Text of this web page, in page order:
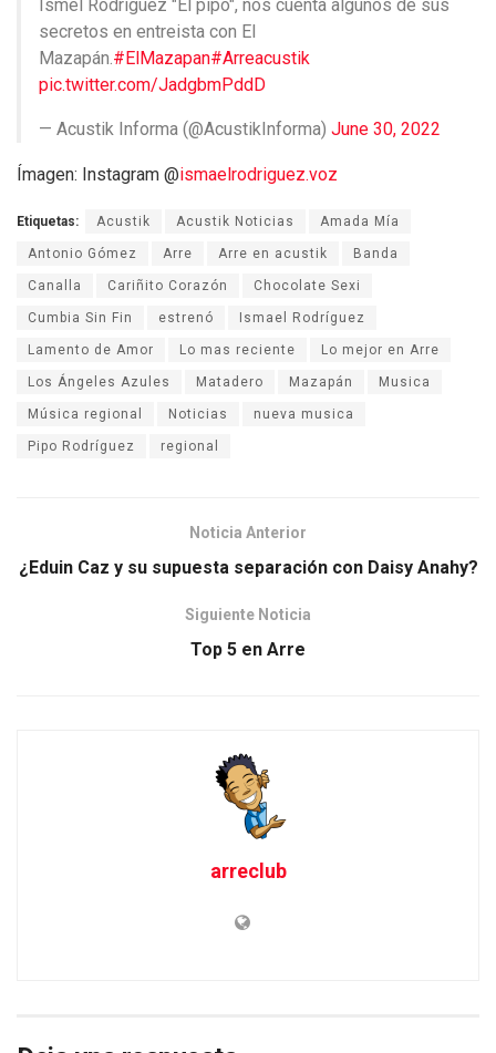
Ismel Rodríguez "El pipo", nos cuenta algunos de sus
secretos en entreista con El
Mazapán. #ElMazapan#Arreacustik
pic.twitter.com/JadgbmPddD
— Acustik Informa (@AcustikInforma) June 30, 2022
Ímagen: Instagram @ismaelrodriguez.voz
Etiquetas: Acustik Acustik Noticias Amada Mía
Antonio Gómez Arre Arre en acustik Banda
Canalla Cariñito Corazón Chocolate Sexi
Cumbia Sin Fin estrenó Ismael Rodríguez
Lamento de Amor Lo mas reciente Lo mejor en Arre
Los Ángeles Azules Matadero Mazapán Musica
Música regional Noticias nueva musica
Pipo Rodríguez regional
Noticia Anterior
¿Eduin Caz y su supuesta separación con Daisy Anahy?
Siguiente Noticia
Top 5 en Arre
arreclub